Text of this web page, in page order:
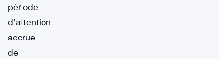
période
d’attention
accrue
de